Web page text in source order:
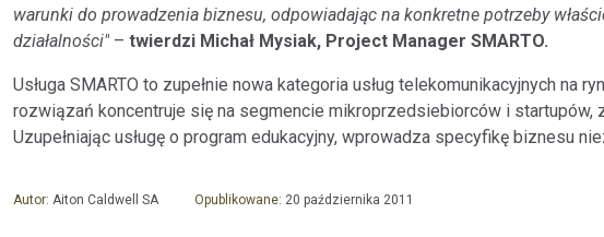
warunki do prowadzenia biznesu, odpowiadając na konkretne potrzeby
działalności"– twierdzi Michał Mysiak, Project Manager SMARTO.
Usługa SMARTO to zupełnie nowa kategoria usług telekomunikacyjnych na
rozwiązań koncentruje się na segmencie mikroprzedsiebiorców i startupów,
Uzupełniając usługę o program edukacyjny, wprowadza specyfikę biznesu
Autor: Aiton Caldwell SA Opublikowane: 20 października 2011